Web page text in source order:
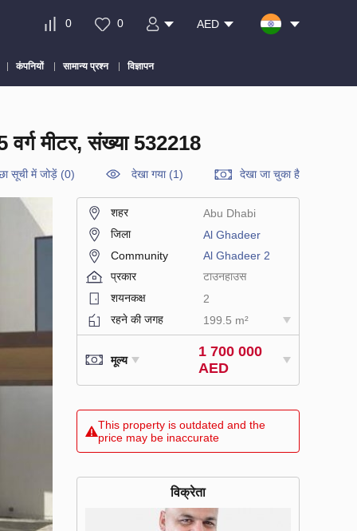
0 0 AED
कंपनियों सामान्य प्रश्न विज्ञापन
मीटर, संख्या 532218
सूची में जोड़ें (0) देखा गया (1) देखा जा चुका है
शहर
Abu Dhabi
जिला
Al Ghadeer
Community
Al Ghadeer 2
प्रकार
टाउनहाउस
शयनकक्ष
2
रहने की जगह
199.5 m²
मूल्य
1 700 000
AED
This property is outdated and the
price may be inaccurate
विक्रेता